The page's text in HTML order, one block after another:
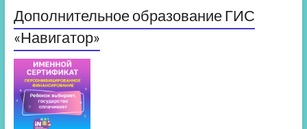
Дополнительное образование ГИС
«Навигатор»